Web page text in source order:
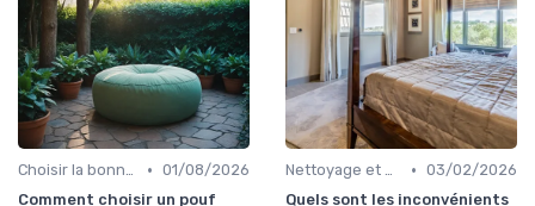
Choisir la bonne taille • 01/08/2026
Comment choisir un pouf
Nettoyage et maintenance • 03/02/2026
Quels sont les inconvénients